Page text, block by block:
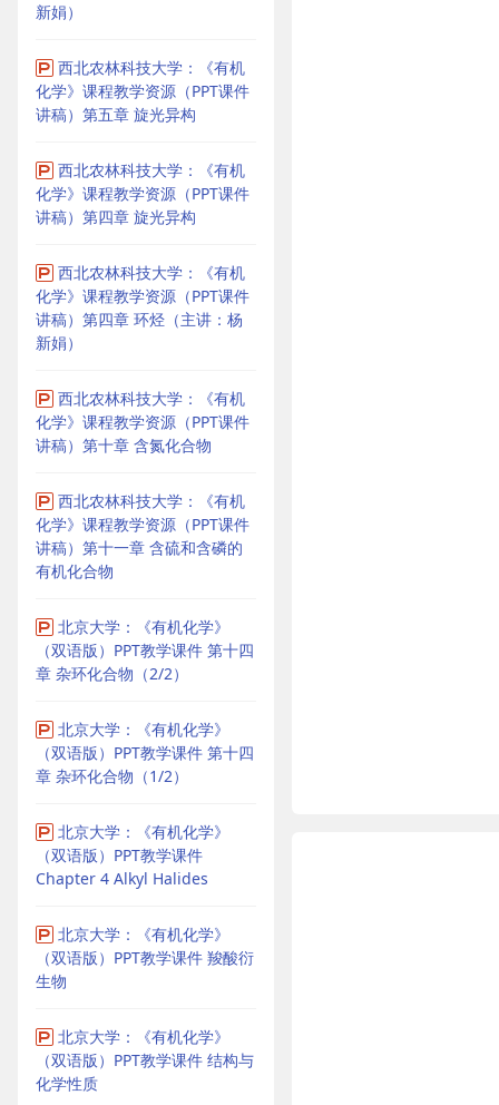
新娟）
西北农林科技大学：《有机
化学》课程教学资源（PPT课件
讲稿）第五章 旋光异构
西北农林科技大学：《有机
化学》课程教学资源（PPT课件
讲稿）第四章 旋光异构
西北农林科技大学：《有机
化学》课程教学资源（PPT课件
讲稿）第四章 环烃（主讲：杨
新娟）
西北农林科技大学：《有机
化学》课程教学资源（PPT课件
讲稿）第十章 含氮化合物
西北农林科技大学：《有机
化学》课程教学资源（PPT课件
讲稿）第十一章 含硫和含磷的
有机化合物
北京大学：《有机化学》
（双语版）PPT教学课件 第十四
章 杂环化合物（2/2）
北京大学：《有机化学》
（双语版）PPT教学课件 第十四
章 杂环化合物（1/2）
北京大学：《有机化学》
（双语版）PPT教学课件
Chapter 4 Alkyl Halides
北京大学：《有机化学》
（双语版）PPT教学课件 羧酸衍
生物
北京大学：《有机化学》
（双语版）PPT教学课件 结构与
化学性质